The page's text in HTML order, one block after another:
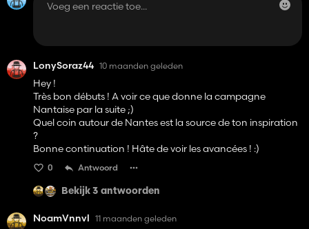
LonySoraz44 10 maanden geleden
Hey !
Très bon débuts ! A voir ce que donne la campagne
Nantaise par la suite ;)
Quel coin autour de Nantes est la source de ton inspiration
?
Bonne continuation ! Hâte de voir les avancées ! :)
0 Antwoord
Bekijk 3 antwoorden
NoamVnnvl 11 maanden geleden